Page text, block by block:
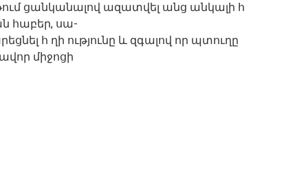
ցանկանալով ազատվել անց անկալի հ
հաբեր, սա-
հ ղի ությունը և զգալով որ պտուղը
միջոցի